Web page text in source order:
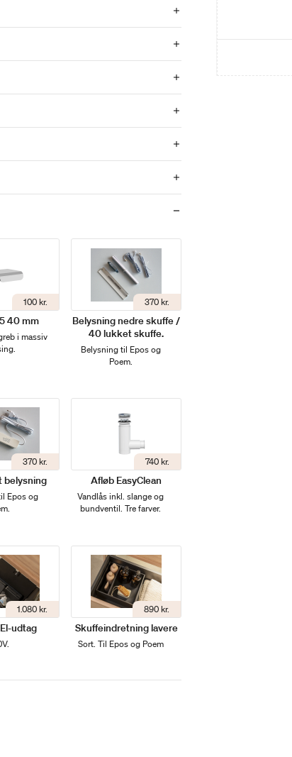
100 kr.
40 mm
i massiv
370 kr.
Belysning nedre skuffe /
40 lukket skuffe.
Belysning til Epos og
Poem.
370 kr.
belysning
Epos og
740 kr.
Afløb EasyClean
Vandlås inkl. slange og
bundventil. Tre farver.
1.080 kr.
udtag
890 kr.
Skuffeindretning lavere
Sort. Til Epos og Poem